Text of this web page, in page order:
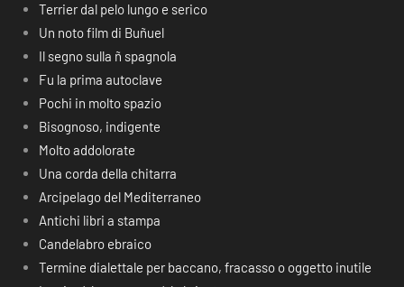
Terrier dal pelo lungo e serico
Un noto film di Buñuel
Il segno sulla ñ spagnola
Fu la prima autoclave
Pochi in molto spazio
Bisognoso, indigente
Molto addolorate
Una corda della chitarra
Arcipelago del Mediterraneo
Antichi libri a stampa
Candelabro ebraico
Termine dialettale per baccano, fracasso o oggetto inutile